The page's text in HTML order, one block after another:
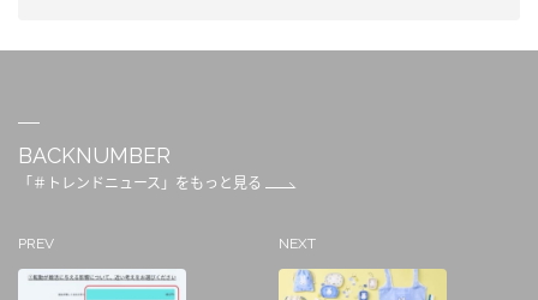
BACKNUMBER
「＃トレンドニュース」をもっと見る
PREV NEXT